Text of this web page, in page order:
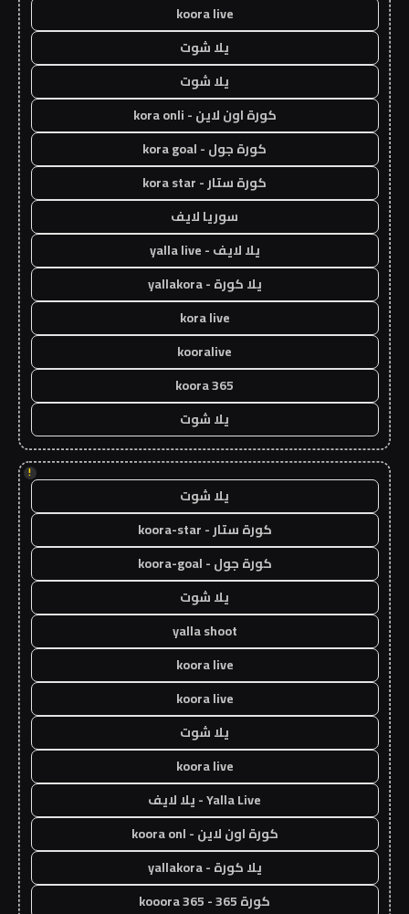
koora live
يلا شوت
يلا شوت
كورة اون لاين - kora onli
كورة جول - kora goal
كورة ستار - kora star
سوريا لايف
يلا لايف - yalla live
يلا كورة - yallakora
kora live
kooralive
koora 365
يلا شوت
!
يلا شوت
كورة ستار - koora-star
كورة جول - koora-goal
يلا شوت
yalla shoot
koora live
koora live
يلا شوت
koora live
Yalla Live - يلا لايف
كورة اون لاين - koora onl
يلا كورة - yallakora
كورة 365 - kooora 365